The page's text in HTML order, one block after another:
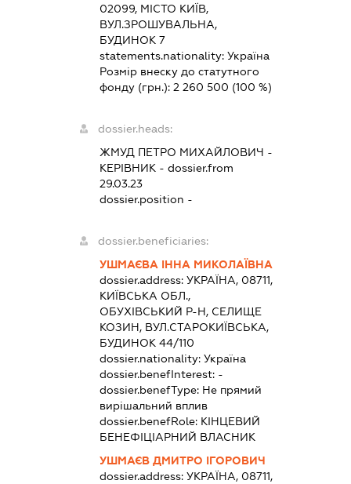
02099, МІСТО КИЇВ,
ВУЛ.ЗРОШУВАЛЬНА,
БУДИНОК 7
statements.nationality: Україна
Розмір внеску до статутного
фонду (грн.): 2 260 500 (100 %)
dossier.heads:
ЖМУД ПЕТРО МИХАЙЛОВИЧ -
КЕРІВНИК - dossier.from
29.03.23
dossier.position -
dossier.beneficiaries:
УШМАЄВА ІННА МИКОЛАЇВНА
dossier.address: УКРАЇНА, 08711,
КИЇВСЬКА ОБЛ.,
ОБУХІВСЬКИЙ Р-Н, СЕЛИЩЕ
КОЗИН, ВУЛ.СТАРОКИЇВСЬКА,
БУДИНОК 44/110
dossier.nationality: Україна
dossier.benefInterest: -
dossier.benefType: Не прямий
вирішальний вплив
dossier.benefRole: КІНЦЕВИЙ
БЕНЕФІЦІАРНИЙ ВЛАСНИК
УШМАЄВ ДМИТРО ІГОРОВИЧ
dossier.address: УКРАЇНА, 08711,